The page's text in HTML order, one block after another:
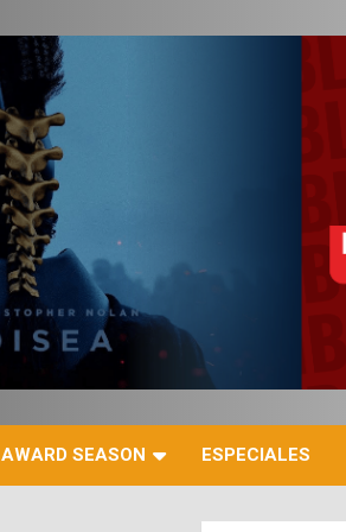
AWARD SEASON ESPECIALES